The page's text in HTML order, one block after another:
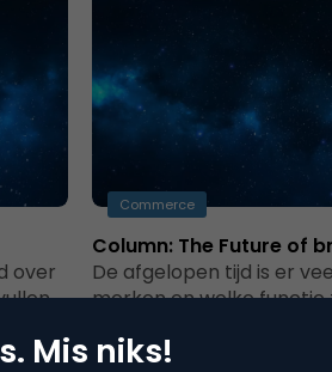
over
Commerce
Column: The Future of
De afgelopen tijd is er
merken en welke functie
Mis niks!